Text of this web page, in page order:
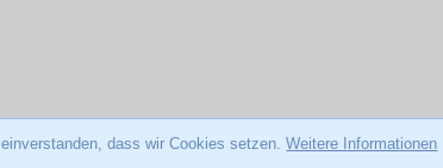
dass wir Cookies setzen.Weitere Informationen